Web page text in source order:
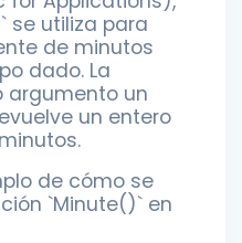
se utiliza para
de minutos
dado. La
argumento un
un entero
de cómo se
`Minute()` en